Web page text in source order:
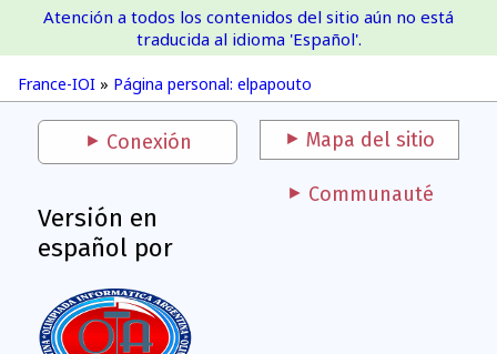
France-IOI
France-IOI » Página personal: elpapouto
Atención a todos los contenidos del sitio aún no está
traducida al idioma 'Español'.
Conexión Mapa del sitio
Versión en
español por
Communauté